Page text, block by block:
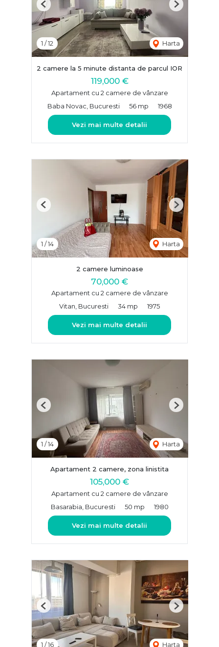
1 /12 Harta
Previous Next
2 camere la 5 minute distanta de parcul IOR
119,000 €
Apartament cu 2 camere de vânzare
Baba Novac, Bucuresti
56 mp 1968
Vezi mai multe detalii
1 /14 Harta
Previous Next
2 camere luminoase
70,000 €
Apartament cu 2 camere de vânzare
Vitan, Bucuresti
34 mp 1975
Vezi mai multe detalii
1 /14 Harta
Previous Next
Apartament 2 camere, zona linistita
105,000 €
Apartament cu 2 camere de vânzare
Basarabia, Bucuresti
50 mp 1980
Vezi mai multe detalii
1 /16 Harta
Previous Next